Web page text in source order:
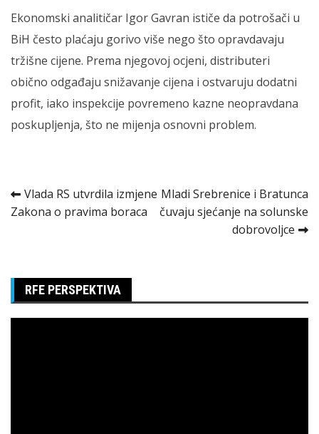
Ekonomski analitičar Igor Gavran ističe da potrošači u
BiH često plaćaju gorivo više nego što opravdavaju
tržišne cijene. Prema njegovoj ocjeni, distributeri
obično odgađaju snižavanje cijena i ostvaruju dodatni
profit, iako inspekcije povremeno kazne neopravdana
poskupljenja, što ne mijenja osnovni problem.
Kretanje
članka
Vlada RS utvrdila izmjene
Zakona o pravima boraca
Mladi Srebrenice i Bratunca
čuvaju sjećanje na solunske
dobrovoljce
RFE PERSPEKTIVA